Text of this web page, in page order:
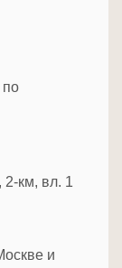
по
2-км, вл. 1
и